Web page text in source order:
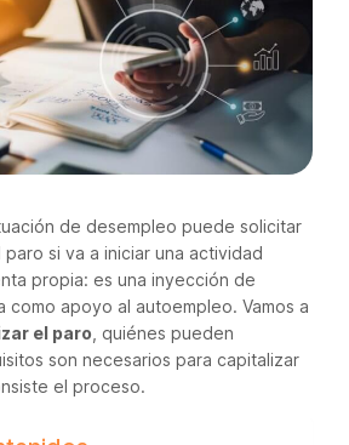
de desempleo puede solicitar
si va a iniciar una actividad
propia: es una inyección de
como apoyo al autoempleo. Vamos a
el paro , quiénes pueden
son necesarios para capitalizar
el proceso.